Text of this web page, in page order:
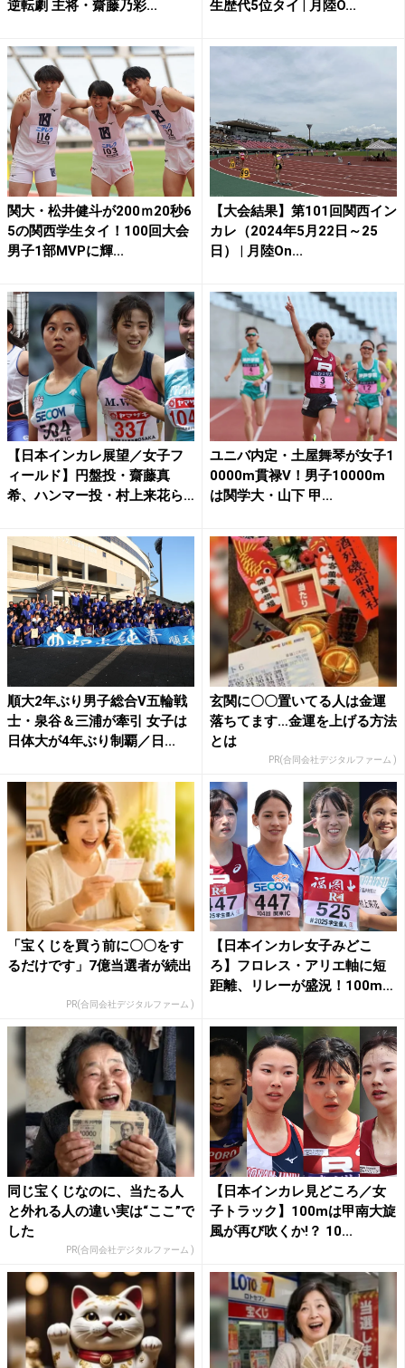
逆転劇 主将・齋藤乃彩...
生歴代5位タイ | 月陸O...
関大・松井健斗が200ｍ20秒6
5の関西学生タイ！100回大会
男子1部MVPに輝...
【大会結果】第101回関西イン
カレ（2024年5月22日～25
日） | 月陸On...
【日本インカレ展望／女子フ
ィールド】円盤投・齋藤真
希、ハンマー投・村上来花ら
ユニバ内定・土屋舞琴が女子1
0000m貫禄V！男子10000m
は関学大・山下 甲...
順大2年ぶり男子総合V五輪戦
士・泉谷＆三浦が牽引 女子は
日体大が4年ぶり制覇／日...
玄関に〇〇置いてる人は金運
落ちてます…金運を上げる方法
とは
PR(合同会社デジタルファーム )
「宝くじを買う前に〇〇をす
るだけです」7億当選者が続出
PR(合同会社デジタルファーム )
【日本インカレ女子みどこ
ろ】フロレス・アリエ軸に短
距離、リレーが盛況！100m
同じ宝くじなのに、当たる人
と外れる人の違い実は“ここ”で
した
PR(合同会社デジタルファーム )
【日本インカレ見どころ／女
子トラック】100mは甲南大旋
風が再び吹くか!？ 10...